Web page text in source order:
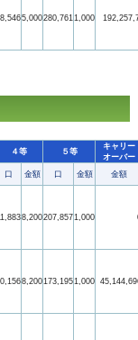
5,000280,7611,000
４等 ５等
キャリー
オーバー
口 金額 口 金額
金額
8,200207,8571,000
8,200173,1951,000